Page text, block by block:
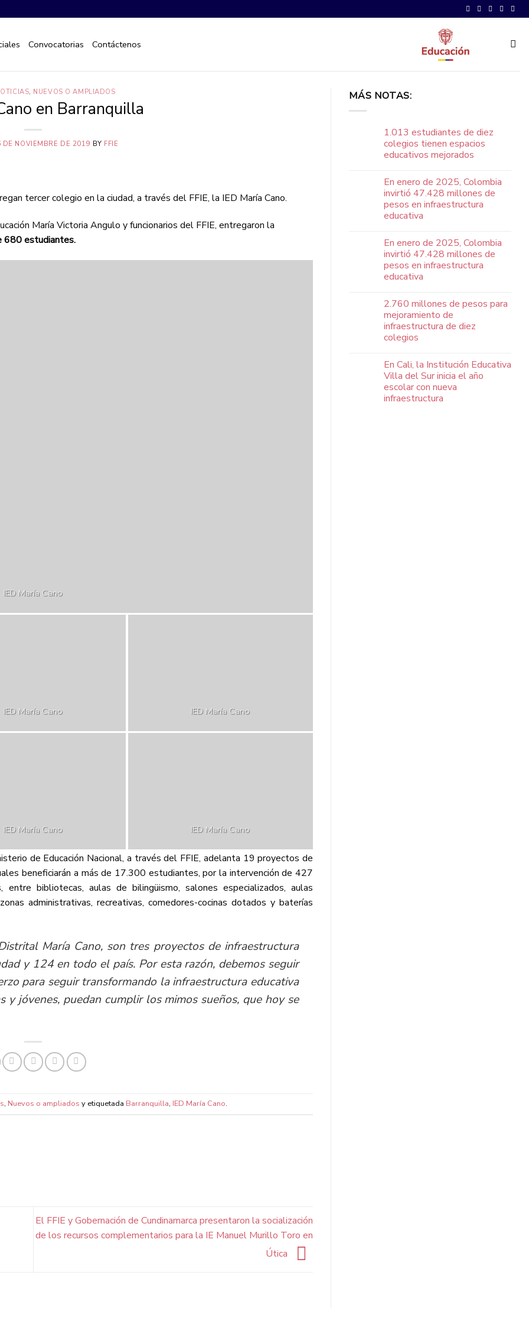
Convocatorias Contáctenos
, NUEVOS O AMPLIADOS
en Barranquilla
DE NOVIEMBRE DE 2019 BY FFIE
tercer colegio en la ciudad, a través del FFIE, la IED María Cano.
María Victoria Angulo y funcionarios del FFIE, entregaron la
680 estudiantes.
IED María Cano
IED María Cano IED María Cano
IED María Cano IED María Cano
de Educación Nacional, a través del FFIE, adelanta 19 proyectos de
beneficiarán a más de 17.300 estudiantes, por la intervención de 427
bibliotecas, aulas de bilingüismo, salones especializados, aulas
administrativas, recreativas, comedores-cocinas dotados y baterías
María Cano, son tres proyectos de infraestructura
y 124 en todo el país. Por esta razón, debemos seguir
para seguir transformando la infraestructura educativa
y jóvenes, puedan cumplir los mimos sueños, que hoy se
, Nuevos o ampliados y etiquetada Barranquilla, IED María Cano.
El FFIE y Gobernación de Cundinamarca presentaron la socialización
de los recursos complementarios para la IE Manuel Murillo Toro en
Útica
MÁS NOTAS:
1.013 estudiantes de diez
colegios tienen espacios
educativos mejorados
En enero de 2025, Colombia
invirtió 47.428 millones de
pesos en infraestructura
educativa
En enero de 2025, Colombia
invirtió 47.428 millones de
pesos en infraestructura
educativa
2.760 millones de pesos para
mejoramiento de
infraestructura de diez
colegios
En Cali, la Institución Educativa
Villa del Sur inicia el año
escolar con nueva
infraestructura